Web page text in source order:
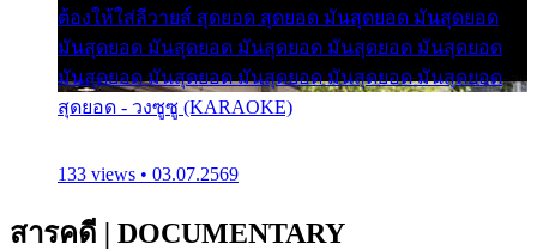
ต้องให้ใส่ลีวายส์ สุดยอด สุดยอด มันสุดยอด มันสุดยอด
มันสุดยอด มันสุดยอด มันสุดยอด มันสุดยอด มันสุดยอด
มันสุดยอด มันสุดยอด มันสุดยอด มันสุดยอด มันสุดยอด
สุดยอด - วงซูซู (KARAOKE)
133 views • 03.07.2569
สารคดี | DOCUMENTARY